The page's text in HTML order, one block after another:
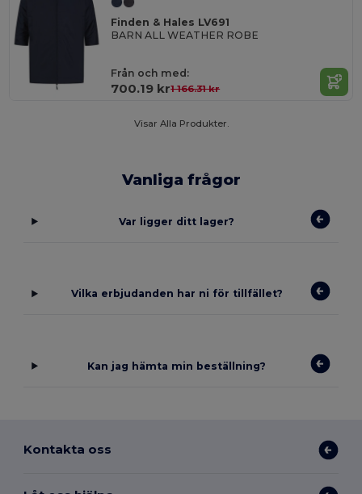
Finden & Hales LV691
BARN ALL WEATHER ROBE
Från och med:
700.19 kr1 166.31 kr
Visar Alla Produkter.
Vanliga frågor
Var ligger ditt lager?
Vilka erbjudanden har ni för tillfället?
Kan jag hämta min beställning?
Kontakta oss